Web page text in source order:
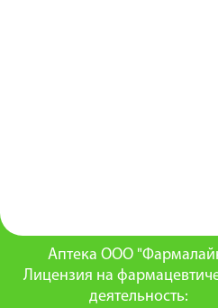
Аптека ООО
Лицензия на
деятельность: